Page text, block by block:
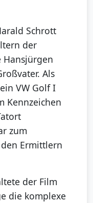
Schrott
der
Als
VW Golf I
Kennzeichen
zum
Ermittlern
der Film
die komplexe